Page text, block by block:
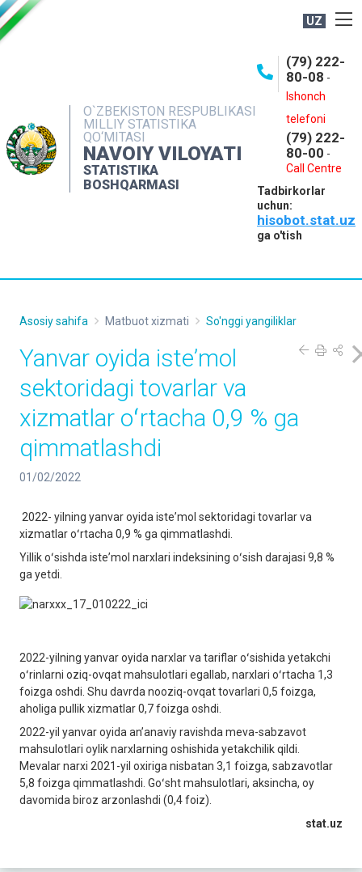
UZ
O`ZBEKISTON RESPUBLIKASI
MILLIY STATISTIKA
QO‘MITASI
NAVOIY VILOYATI
STATISTIKA
BOSHQARMASI
(79) 222-
80-08 -
Ishonch
telefoni
(79) 222-
80-00 -
Call Centre
Tadbirkorlar
uchun:
hisobot.stat.uz
ga o'tish
OCHIQ MA'LUMOTLAR
INTERAKTIV XIZMATLAR
MUROJAATLAR
Asosiy sahifa Matbuot xizmati So'nggi yangiliklar
Yanvar oyida isteʼmol
sektoridagi tovarlar va
xizmatlar oʻrtacha 0,9 % ga
qimmatlashdi
01/02/2022
2022- yilning yanvar oyida isteʼmol sektoridagi tovarlar va
xizmatlar oʻrtacha 0,9 % ga qimmatlashdi.
Yillik oʻsishda isteʼmol narxlari indeksining oʻsish darajasi 9,8 %
ga yetdi.
2022-yilning yanvar oyida narxlar va tariflar oʻsishida yetakchi
oʻrinlarni oziq-ovqat mahsulotlari egallab, narxlari oʻrtacha 1,3
foizga oshdi. Shu davrda nooziq-ovqat tovarlari 0,5 foizga,
aholiga pullik xizmatlar 0,7 foizga oshdi.
2022-yil yanvar oyida anʼanaviy ravishda meva-sabzavot
mahsulotlari oylik narxlarning oshishida yetakchilik qildi.
Mevalar narxi 2021-yil oxiriga nisbatan 3,1 foizga, sabzavotlar
5,8 foizga qimmatlashdi. Goʻsht mahsulotlari, aksincha, oy
davomida biroz arzonlashdi (0,4 foiz).
stat.uz